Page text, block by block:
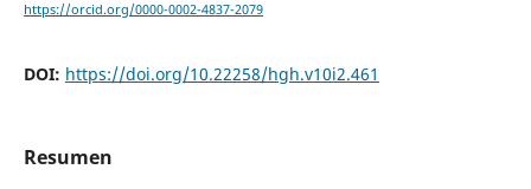
https://orcid.org/0000-0002-4837-2079
DOI: https://doi.org/10.22258/hgh.v10i2.461
Resumen